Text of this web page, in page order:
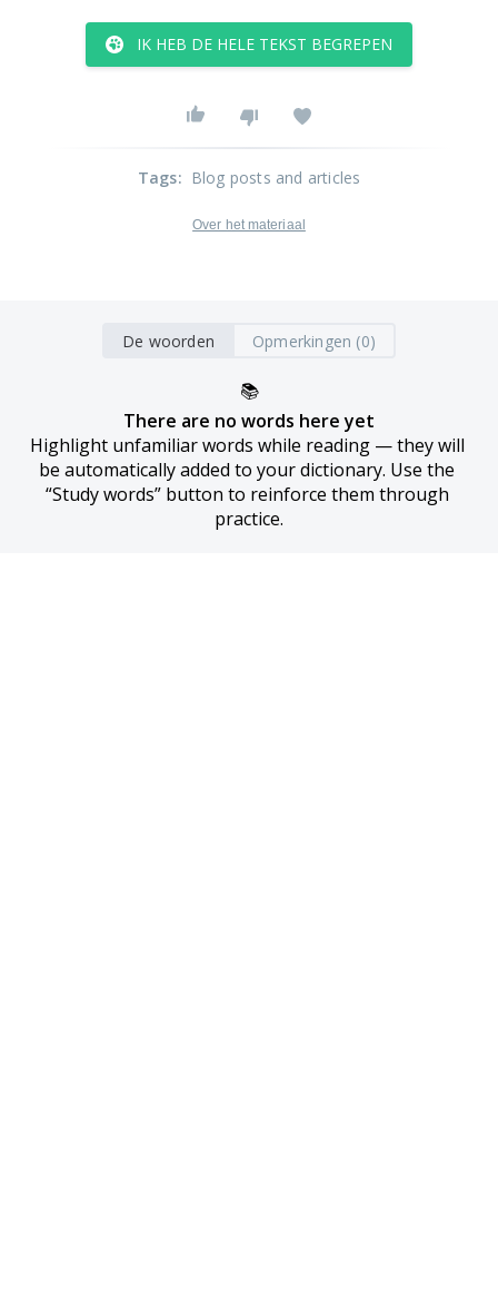
IK HEB DE HELE TEKST BEGREPEN
Tags: Blog posts and articles
Over het materiaal
De woorden Opmerkingen (0)
📚
There are no words here yet
Highlight unfamiliar words while reading — they will
be automatically added to your dictionary. Use the
“Study words” button to reinforce them through
practice.